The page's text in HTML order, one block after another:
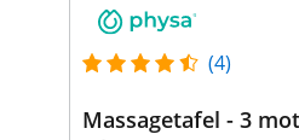
(4)
Massagetafel - 3